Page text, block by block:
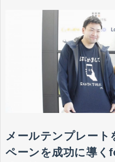
メールテンプレート
ペーンを成功に導